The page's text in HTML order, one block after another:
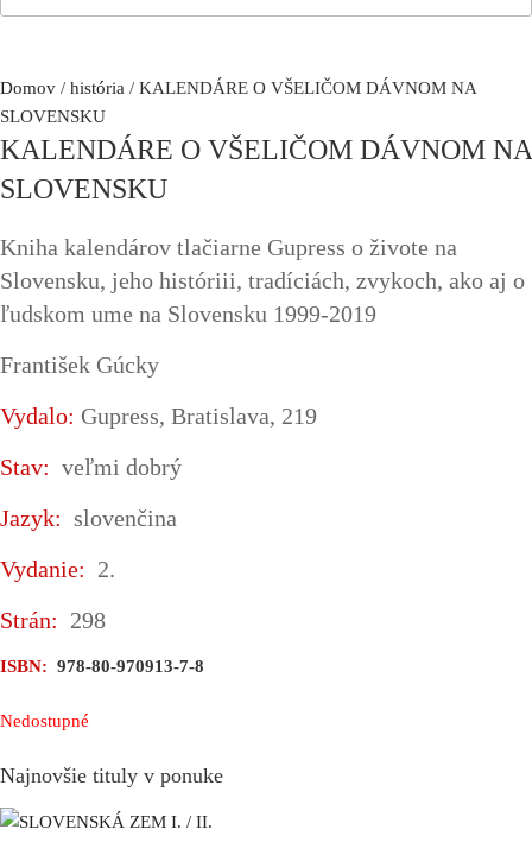
Domov / história / KALENDÁRE O VŠELIČOM DÁVNOM NA
SLOVENSKU
KALENDÁRE O VŠELIČOM DÁVNOM NA
SLOVENSKU
Kniha kalendárov tlačiarne Gupress o živote na
Slovensku, jeho históriii, tradíciách, zvykoch, ako aj o
ľudskom ume na Slovensku 1999-2019
František Gúcky
Vydalo: Gupress, Bratislava, 219
Stav: veľmi dobrý
Jazyk: slovenčina
Vydanie: 2.
Strán: 298
ISBN: 978-80-970913-7-8
Nedostupné
Najnovšie tituly v ponuke